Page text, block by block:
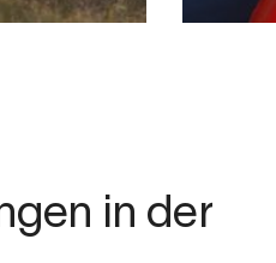
in der